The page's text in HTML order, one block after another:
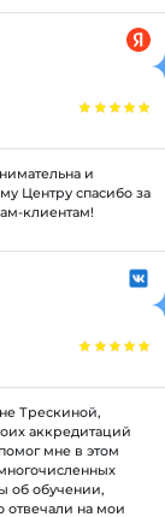
и
Центру спасибо за
клиентам!
Трескиной,
аккредитаций
мне в этом
об обучении,
на мои